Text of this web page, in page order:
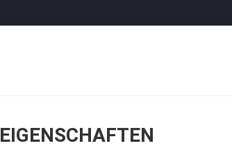
EIGENSCHAFTEN